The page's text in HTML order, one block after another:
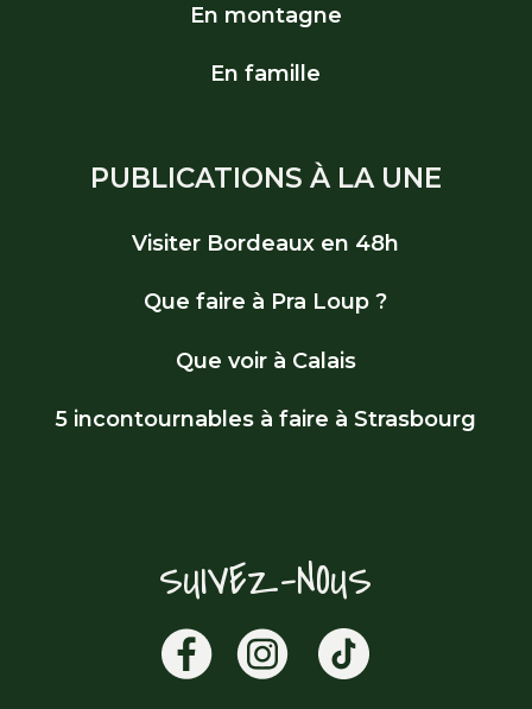
En montagne
En famille
PUBLICATIONS À LA UNE
Visiter Bordeaux en 48h
Que faire à Pra Loup ?
Que voir à Calais
5 incontournables à faire à Strasbourg
SUIVEZ-NOUS